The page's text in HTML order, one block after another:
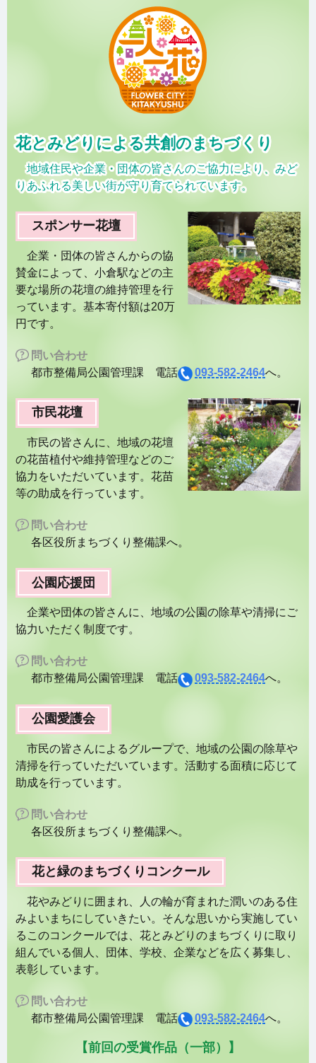
花とみどりによる共創のまちづくり
地域住民や企業・団体の皆さんのご協力により、みど
りあふれる美しい街が守り育てられています。
スポンサー花壇
企業・団体の皆さんからの協
賛金によって、小倉駅などの主
要な場所の花壇の維持管理を行
っています。基本寄付額は20万
円です。
問い合わせ
都市整備局公園管理課 電話
093-582-2464へ。
市民花壇
市民の皆さんに、地域の花壇
の花苗植付や維持管理などのご
協力をいただいています。花苗
等の助成を行っています。
問い合わせ
各区役所まちづくり整備課へ。
公園応援団
企業や団体の皆さんに、地域の公園の除草や清掃にご
協力いただく制度です。
問い合わせ
都市整備局公園管理課 電話
093-582-2464へ。
公園愛護会
市民の皆さんによるグループで、地域の公園の除草や
清掃を行っていただいています。活動する面積に応じて
助成を行っています。
問い合わせ
各区役所まちづくり整備課へ。
花と緑のまちづくりコンクール
花やみどりに囲まれ、人の輪が育まれた潤いのある住
みよいまちにしていきたい。そんな思いから実施してい
るこのコンクールでは、花とみどりのまちづくりに取り
組んでいる個人、団体、学校、企業などを広く募集し、
表彰しています。
問い合わせ
都市整備局公園管理課 電話
093-582-2464へ。
【前回の受賞作品（一部）】